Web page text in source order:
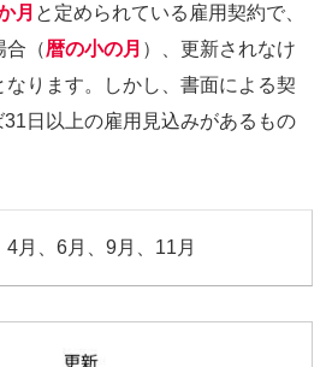
月 と定められている雇用契約で、
合（暦の小の月 ）、更新されなけ
ります。しかし、書面による契
日以上の雇用見込みがあるもの
4月、6月、9月、11月